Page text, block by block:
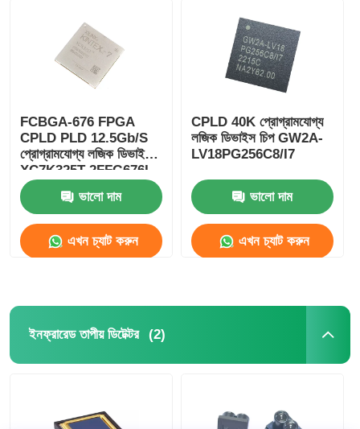
FCBGA-676 FPGA
CPLD PLD 12.5Gb/S
প্রোগ্রামযোগ্য লজিক ডিভাইস
XC7K325T-2FFG676I
ভালো দাম
এখন চ্যাট করুন
CPLD 40K প্রোগ্রামযোগ্য
লজিক ডিভাইস চিপ GW2A-
LV18PG256C8/I7
ভালো দাম
এখন চ্যাট করুন
ইনফ্রারেড তাপীয় ডিটেক্টর (2)